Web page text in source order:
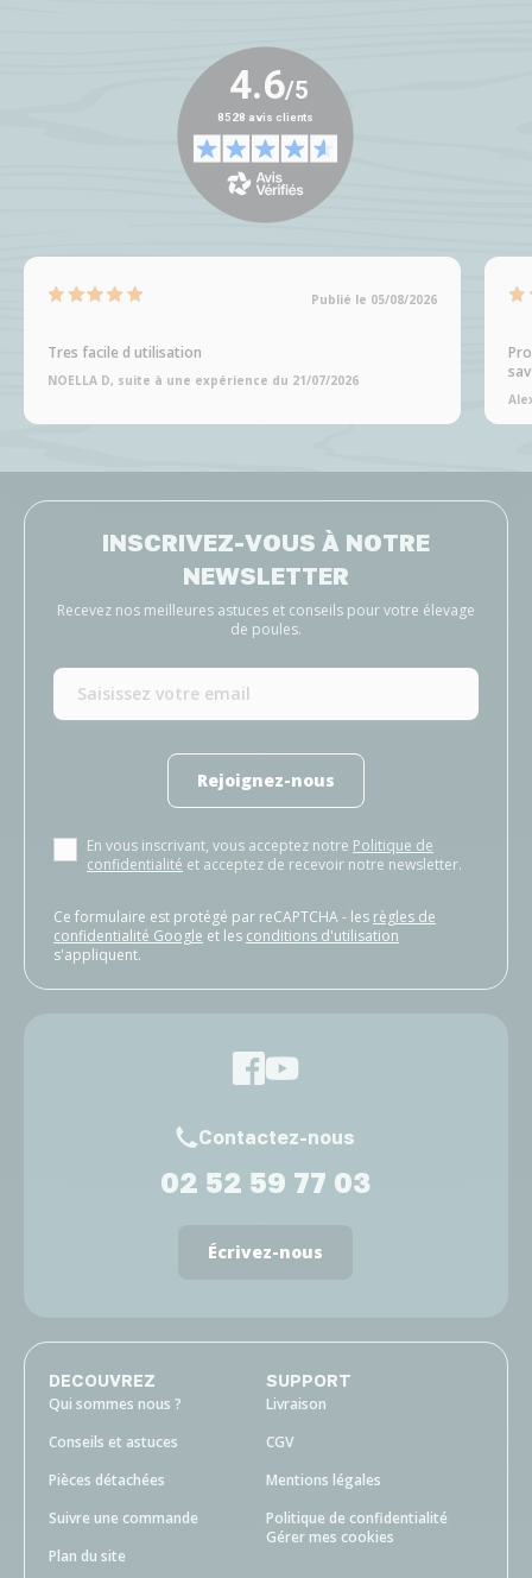
Publié le 05/08/2026
Tres facile d utilisation
NOELLA D, suite à une expérience du 21/07/2026
INSCRIVEZ-VOUS À NOTRE
NEWSLETTER
Recevez nos meilleures astuces et conseils pour votre élevage
de poules.
Rejoignez-nous
En vous inscrivant, vous acceptez notre Politique de
confidentialité et acceptez de recevoir notre newsletter.
Ce formulaire est protégé par reCAPTCHA - les règles de
confidentialité Google et les conditions d'utilisation
s'appliquent.
Contactez-nous
02 52 59 77 03
Écrivez-nous
DECOUVREZ
Qui sommes nous ?
Conseils et astuces
Pièces détachées
Suivre une commande
Plan du site
SUPPORT
Livraison
CGV
Mentions légales
Politique de confidentialité
Gérer mes cookies